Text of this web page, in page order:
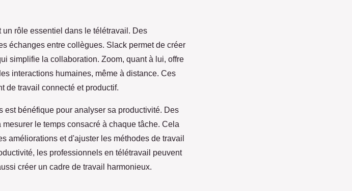
rôle essentiel dans le télétravail. Des
échanges entre collègues. Slack permet de créer
simplifie la collaboration. Zoom, quant à lui, offre
interactions humaines, même à distance. Ces
de travail connecté et productif.
bénéfique pour analyser sa productivité. Des
le temps consacré à chaque tâche. Cela
améliorations et d'ajuster les méthodes de travail
les professionnels en télétravail peuvent
créer un cadre de travail harmonieux.